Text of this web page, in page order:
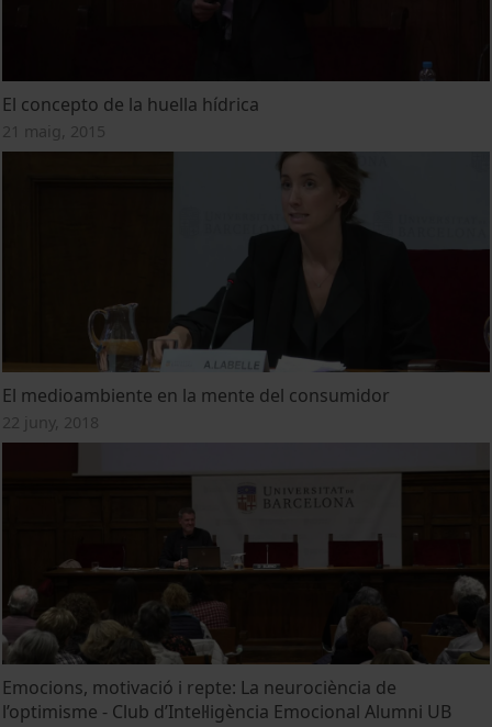
El concepto de la huella hídrica
21 maig, 2015
El medioambiente en la mente del consumidor
22 juny, 2018
Emocions, motivació i repte: La neurociència de
l’optimisme - Club d’Intel·ligència Emocional Alumni UB